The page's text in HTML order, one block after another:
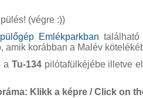
(végre :))
Emlékparkban
amik korábban a Malév
a Tu-134pilótafülkéjébe illetve
Klikk a képre / Click on